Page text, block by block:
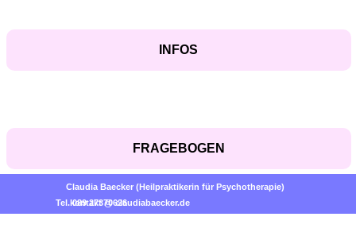
INFOS
FRAGEBOGEN
Claudia Baecker (Heilpraktikerin für Psychotherapie)
Tel. 089 27370626
kontakt @ claudiabaecker.de